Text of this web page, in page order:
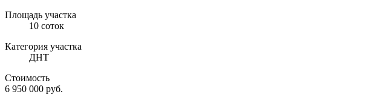
Площадь участка
10 соток
Категория участка
ДНТ
Стоимость
6 950 000 руб.